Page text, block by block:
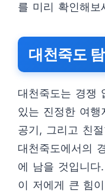
를 미리 확인해보
대천죽도
대천죽도는 경쟁
있는 진정한 여행
공기, 그리고 친
대천죽도에서의
에 남을 것입니다
이 저에게 큰 힘